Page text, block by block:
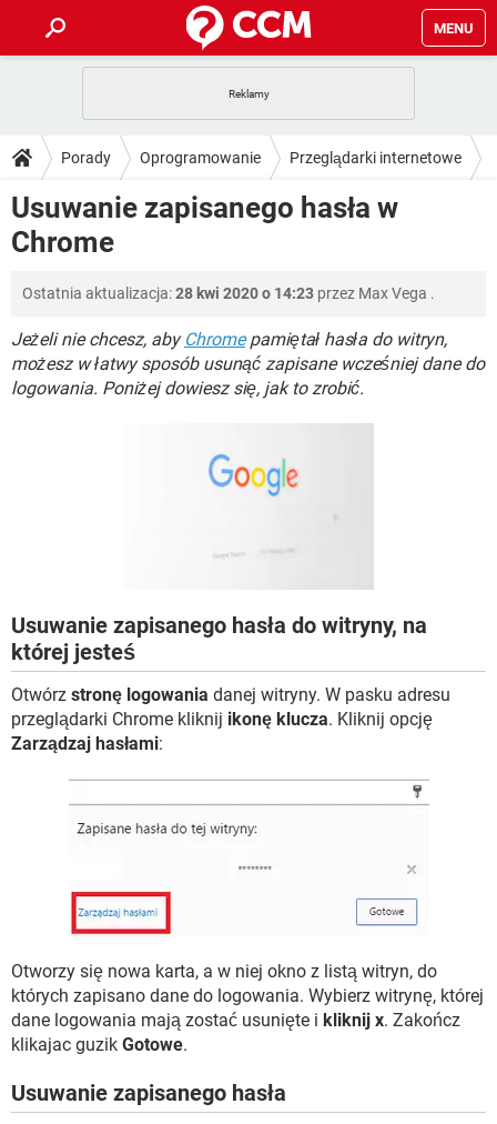
MENU
GRY WHATSAPP
SPOTIFY NETFLIX
INSTAGRAM
PORADY
PlayStation TIKTOK
GRY WHATSAPP
INSTAGRAM FACEBOOK
WINDOWS 10
DO POBRANIA
ANDROID
INSTAGRAM FACEBOOK
WINDOWS 10
FORUM
COVID-19 TIKTOK
GRY WHATSAPP
SPOTIFY NETFLIX
TIKTOK
GRY WHATSAPP
FACEBOOK
Porady Oprogramowanie Przeglądarki internetowe
Google Chrome
Usuwanie zapisanego hasła w
Chrome
Ostatnia aktualizacja:28 kwi 2020 o 14:23 przez Max Vega .
Jeżeli nie chcesz, aby Chromepamiętał hasła do witryn,
możesz w łatwy sposób usunąć zapisane wcześniej dane do
logowania. Poniżej dowiesz się, jak to zrobić.
Usuwanie zapisanego hasła do witryny, na
której jesteś
Otwórz stronę logowania danej witryny. W pasku adresu
przeglądarki Chrome kliknij ikonę klucza. Kliknij opcję
Zarządzaj hasłami:
Otworzy się nowa karta, a w niej okno z listą witryn, do
których zapisano dane do logowania. Wybierz witrynę, której
dane logowania mają zostać usunięte i kliknij x. Zakończ
klikajac guzik Gotowe.
Usuwanie zapisanego hasła